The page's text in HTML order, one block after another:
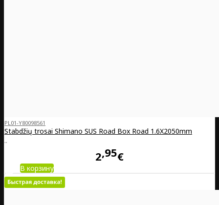
PL01-Y80098561
Stabdžių trosai Shimano SUS Road Box Road 1.6X2050mm
..
2 95€
В корзину